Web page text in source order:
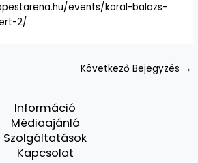
events/koral-balazs-
2/
Következő Bejegyzés →
Információ
Médiaajánló
Szolgáltatások
Kapcsolat